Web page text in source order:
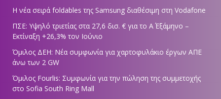
Η νέα σειρά foldables της Samsung διαθέσιμη στη Vodafone
ΠΣΕ: Υψηλό τριετίας στα 27,6 δισ. € για το Α΄ Εξάμηνο –
Εκτίναξη +26,3% τον Ιούνιο
Όμιλος ΔΕΗ: Νέα συμφωνία για χαρτοφυλάκιο έργων ΑΠΕ
άνω των 2 GW
Όμιλος Fourlis: Συμφωνία για την πώληση της συμμετοχής
στο Sofia South Ring Mall